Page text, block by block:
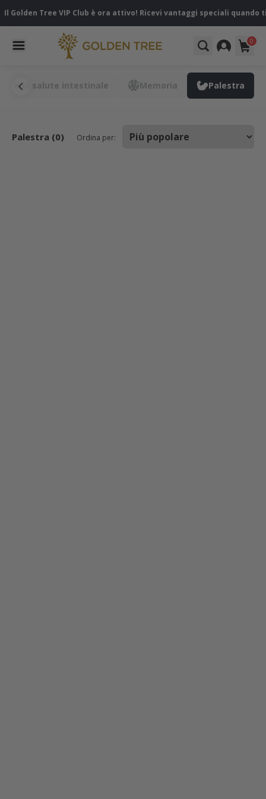
Golden Tree VIP Club è ora attivo! Ricevi vantaggi speciali quando
0
e la salute intestinale Memoria Palestra
Palestra (0) Ordina per: